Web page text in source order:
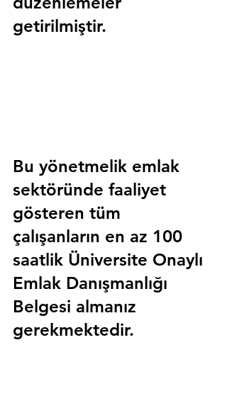
getirilmiştir.
Bu yönetmelik emlak
sektöründe faaliyet
gösteren tüm
çalışanların en az 100
saatlik Üniversite Onaylı
Emlak Danışmanlığı
Belgesi almanız
gerekmektedir.